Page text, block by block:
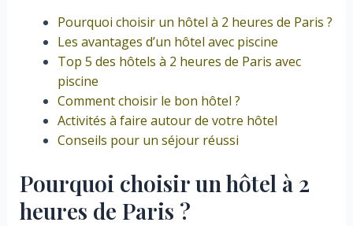
Pourquoi choisir un hôtel à 2 heures de Paris ?
Les avantages d’un hôtel avec piscine
Top 5 des hôtels à 2 heures de Paris avec
piscine
Comment choisir le bon hôtel ?
Activités à faire autour de votre hôtel
Conseils pour un séjour réussi
Pourquoi choisir un hôtel à 2
heures de Paris ?